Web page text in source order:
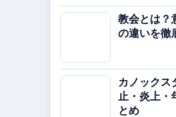
教会とは？
の違いを徹
カノックス
止・炎上・
とめ